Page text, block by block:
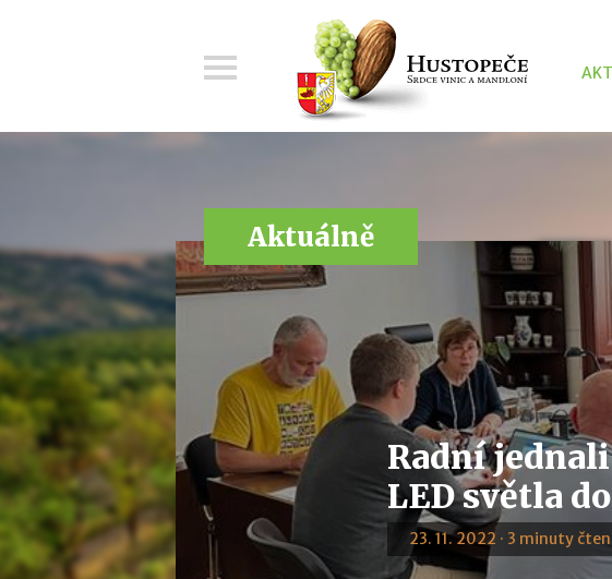
Aktuálně
Radní
LED světla
23. 11. 2022 · 3 minuty